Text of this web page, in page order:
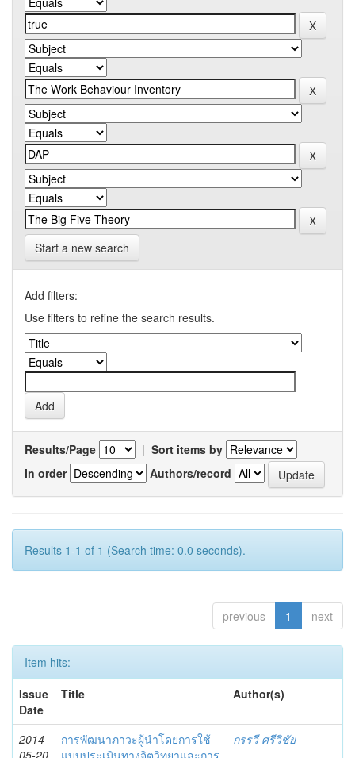
Start a new search
Add filters:
Use filters to refine the search results.
Results/Page | Sort items by
In order
Authors/record
Results 1-1 of 1 (Search time: 0.0 seconds).
previous 1 next
Item hits:
Issue
Date
Title Author(s)
2014-
05-20
การพัฒนาภาวะผู้นำโดยการใช้
แบบประเมินทางจิตวิทยาและการ
กรรวี ศรีวิชัย